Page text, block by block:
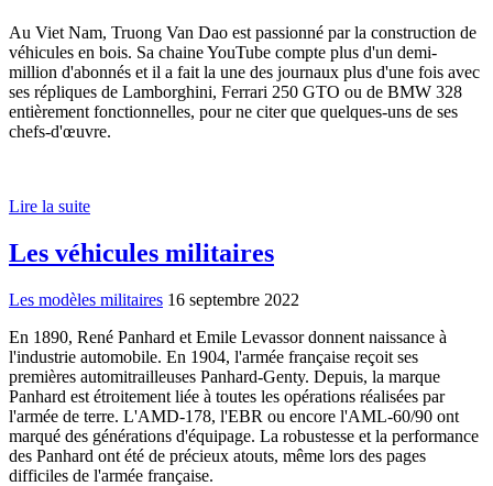
Au Viet Nam, Truong Van Dao est passionné par la construction de
véhicules en bois. Sa chaine YouTube compte plus d'un demi-
million d'abonnés et il a fait la une des journaux plus d'une fois avec
ses répliques de Lamborghini, Ferrari 250 GTO ou de BMW 328
entièrement fonctionnelles, pour ne citer que quelques-uns de ses
chefs-d'œuvre.
Lire la suite
Les véhicules militaires
Les modèles militaires 16 septembre 2022
En 1890, René Panhard et Emile Levassor donnent naissance à
l'industrie automobile. En 1904, l'armée française reçoit ses
premières automitrailleuses Panhard-Genty. Depuis, la marque
Panhard est étroitement liée à toutes les opérations réalisées par
l'armée de terre. L'AMD-178, l'EBR ou encore l'AML-60/90 ont
marqué des générations d'équipage. La robustesse et la performance
des Panhard ont été de précieux atouts, même lors des pages
difficiles de l'armée française.